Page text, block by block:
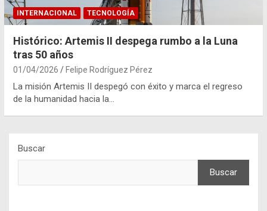
INTERNACIONAL TECNOLOGÍA
Histórico: Artemis II despega rumbo a la Luna
tras 50 años
01/04/2026 Felipe Rodríguez Pérez
La misión Artemis II despegó con éxito y marca el regreso
de la humanidad hacia la…
Buscar
Buscar